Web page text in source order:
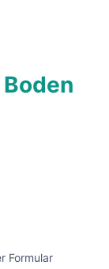
Formular